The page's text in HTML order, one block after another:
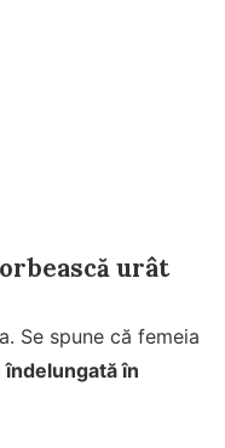
urât
Se spune că femeia
în